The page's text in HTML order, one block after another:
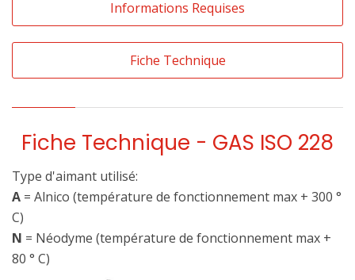
Informations Requises
Fiche Technique
Fiche Technique - GAS ISO 228
Type d'aimant utilisé:
A = Alnico (température de fonctionnement max + 300 °
C)
N = Néodyme (température de fonctionnement max +
80 ° C)